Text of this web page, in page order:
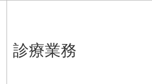
診療業務